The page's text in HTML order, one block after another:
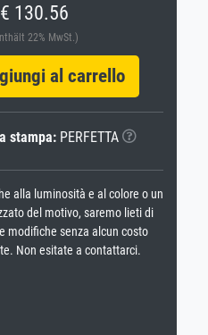
€ 130.56
22% MwSt.)
al carrello
stampa:PERFETTA
alla luminosità e al colore o un
del motivo, saremo lieti di
modifiche senza alcun costo
Non esitate a contattarci.